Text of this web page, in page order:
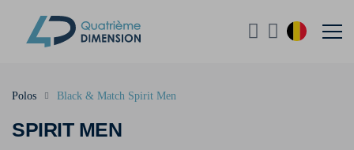
SPIRIT MEN
Polos Black & Match Spirit Men